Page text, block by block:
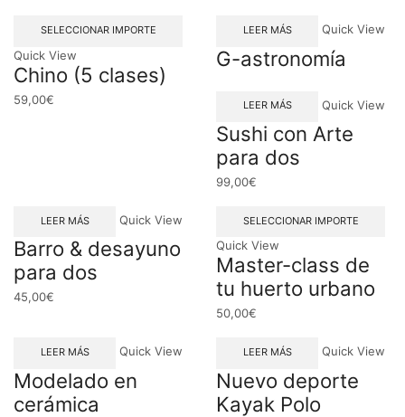
SELECCIONAR IMPORTE
Quick View
Chino (5 clases)
59,00€
LEER MÁS Quick View
G-astronomía
LEER MÁS Quick View
Sushi con Arte
para dos
99,00€
LEER MÁS Quick View
Barro & desayuno
para dos
45,00€
SELECCIONAR IMPORTE
Quick View
Master-class de
tu huerto urbano
50,00€
LEER MÁS Quick View
Modelado en
cerámica
LEER MÁS Quick View
Nuevo deporte
Kayak Polo